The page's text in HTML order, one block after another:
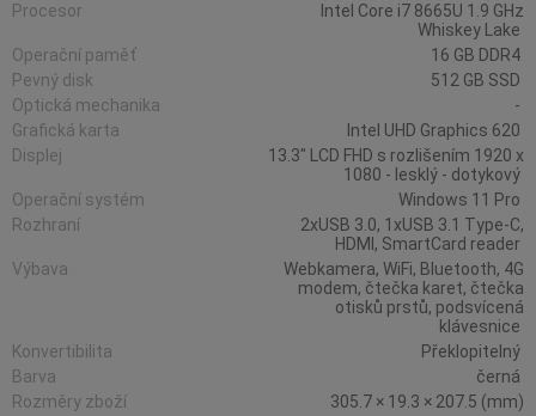
Procesor
Intel Core i7 8665U 1.9 GHz
Whiskey Lake
Operační paměť
16 GB DDR4
Pevný disk
512 GB SSD
Optická mechanika
-
Grafická karta
Intel UHD Graphics 620
Displej
13.3" LCD FHD s rozlišením 1920 x
1080 - lesklý - dotykový
Operační systém
Windows 11 Pro
Rozhraní
2xUSB 3.0, 1xUSB 3.1 Type-C,
HDMI, SmartCard reader
Výbava
Webkamera, WiFi, Bluetooth, 4G
modem, čtečka karet, čtečka
otisků prstů, podsvícená
klávesnice
Konvertibilita
Překlopitelný
Barva
černá
Rozměry zboží
305.7 × 19.3 × 207.5 (mm)